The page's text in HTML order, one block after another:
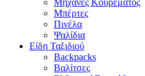
Μπέρτες
Πινέλα
Ψαλίδια
Είδη Ταξιδιού
Backpacks
Βαλίτσες